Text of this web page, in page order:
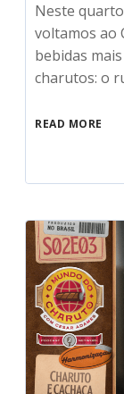
Neste
voltamos ao
bebidas
charutos: o
READ MORE